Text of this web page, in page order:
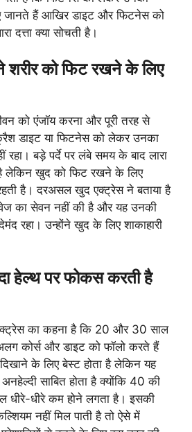
हैं आखिर डाइट और फिटनेस को
दत्ता क्या सोचती है।
शरीर को फिट रखने के लिए
को एंजॉय करना और पूरी तरह से
डाइट या फिटनेस को लेकर उनका
रहा। बड़े पर्दे पर लंबे समय के बाद लारा
है लेकिन खुद को फिट रखने के लिए
है। दरअसल खुद एक्ट्रेस ने बताया है
का सेवन नहीं की है और यह उनकी
रहा। उन्होंने खुद के लिए शाकाहारी
हेल्थ पर फोकस करती है
का कहना है कि 20 और 30 साल
कोर्स और डाइट को फॉलो करते हैं
के लिए बेस्ट होता है लेकिन यह
साबित होता है क्योंकि 40 की
धीरे-धीरे कम होने लगता है। इसकी
नहीं मिल पाती है तो ऐसे में